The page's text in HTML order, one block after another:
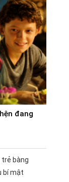
đang
trẻ bàng
bí mật